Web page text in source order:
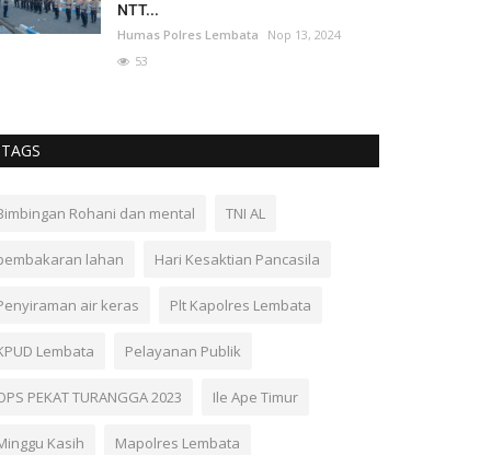
NTT...
Humas Polres Lembata
Nop 13, 2024
53
TAGS
Rohani dan mental TNI AL
lahan Hari Kesaktian Pancasila
air keras Plt Kapolres Lembata
Lembata Pelayanan Publik
PEKAT TURANGGA 2023 Ile Ape Timur
Kasih Mapolres Lembata